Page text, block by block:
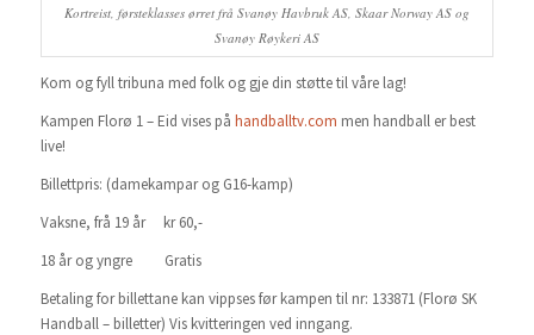
Kortreist, førsteklasses ørret frå Svanøy Havbruk AS, Skaar Norway AS og
Svanøy Røykeri AS
Kom og fyll tribuna med folk og gje din støtte til våre lag!
Kampen Florø 1 – Eid vises på handballtv.com men handball er best
live!
Billettpris: (damekampar og G16-kamp)
Vaksne, frå 19 år kr 60,-
18 år og yngre Gratis
Betaling for billettane kan vippses før kampen til nr: 133871 (Florø SK
Handball – billetter) Vis kvitteringen ved inngang.